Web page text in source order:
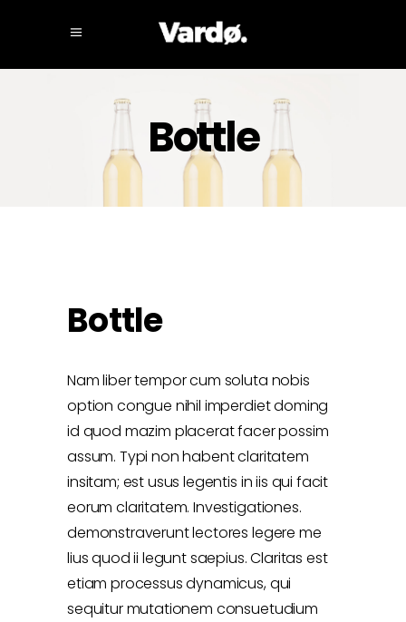
Bottle
Bottle
Nam liber tempor cum soluta nobis
option congue nihil imperdiet doming
id quod mazim placerat facer possim
assum. Typi non habent claritatem
insitam; est usus legentis in iis qui facit
eorum claritatem. Investigationes.
demonstraverunt lectores legere me
lius quod ii legunt saepius. Claritas est
etiam processus dynamicus, qui
sequitur mutationem consuetudium